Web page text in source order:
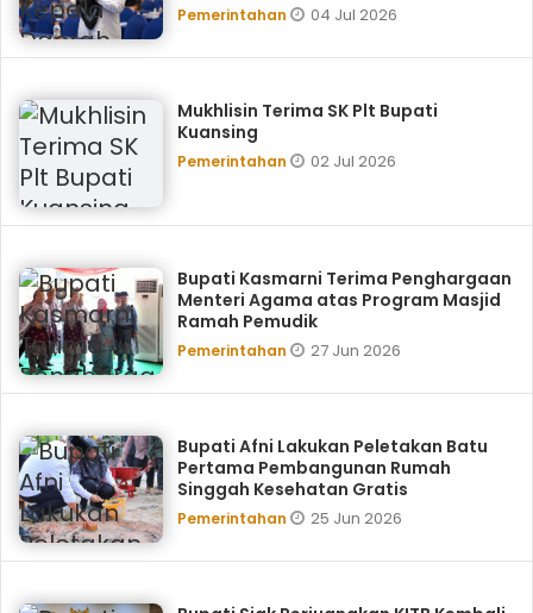
Pemerintahan 04 Jul 2026
Mukhlisin Terima SK Plt Bupati
Kuansing
Pemerintahan 02 Jul 2026
Bupati Kasmarni Terima Penghargaan
Menteri Agama atas Program Masjid
Ramah Pemudik
Pemerintahan 27 Jun 2026
Bupati Afni Lakukan Peletakan Batu
Pertama Pembangunan Rumah
Singgah Kesehatan Gratis
Pemerintahan 25 Jun 2026